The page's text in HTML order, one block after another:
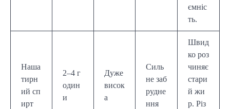
ємніс
ть.
Наша
тирн
ий сп
ирт
2–4 г
один
и
Дуже
висок
а
Силь
не заб
рудне
ння
Швид
ко роз
чиняє
стари
й жи
р. Різ